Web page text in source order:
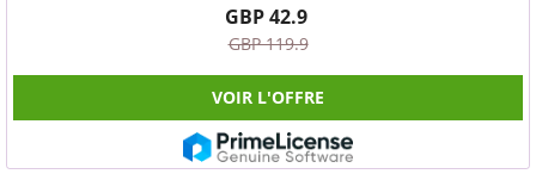
GBP 42.9
GBP 119.9
VOIR L'OFFRE